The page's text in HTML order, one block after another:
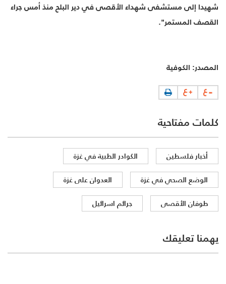
شهيدا إلى مستشفى شهداء الأقصى في دير البلح منذ أمس جراء
القصف المستمر".
المصدر: الكوفية
كلمات مفتاحية
أخبار فلسطين
الكوادر الطبية في غزة
الوضع الصحي في غزة
العدوان على غزة
طوفان الأقصى
جرائم اسرائيل
يهمنا تعليقك